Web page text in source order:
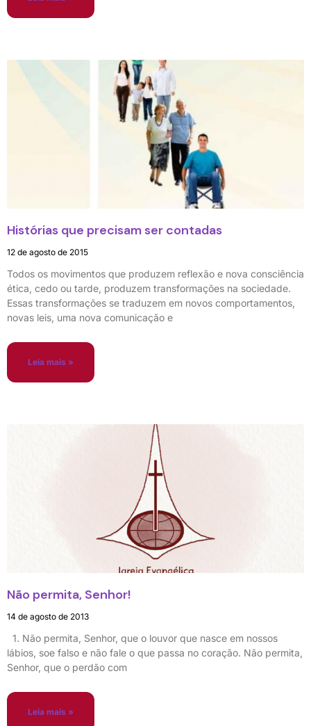
Histórias que precisam ser contadas
12 de agosto de 2015
Todos os movimentos que produzem reflexão e nova consciência
ética, cedo ou tarde, produzem transformações na sociedade.
Essas transformações se traduzem em novos comportamentos,
novas leis, uma nova comunicação e
Leia mais »
Não permita, Senhor!
14 de agosto de 2013
1. Não permita, Senhor, que o louvor que nasce em nossos
lábios, soe falso e não fale o que passa no coração. Não permita,
Senhor, que o perdão com
Leia mais »